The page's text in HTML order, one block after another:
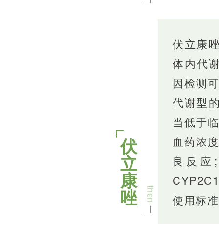
伏
立
康
唑 then
伏立康
体内代
因检测
代谢型
当低于
血药浓
良反
使用标